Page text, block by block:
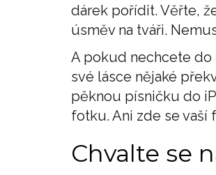
dárek pořídit. Věřte,
úsměv na tváři.
A pokud nechcete do
své lásce nějaké
pěknou písničku do
fotku. Ani zde se vaší
Chvalte se